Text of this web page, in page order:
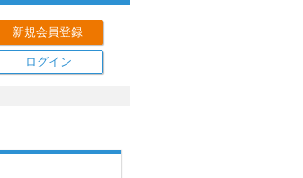
新規会員登録
ログイン